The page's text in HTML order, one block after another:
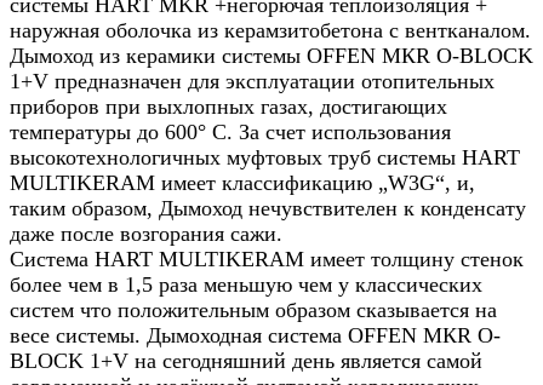
наружная оболочка из керамзитобетона с вентканалом.
Дымоход из керамики системы OFFEN МКR O-BLOCK
1+V предназначен для эксплуатации отопительных
приборов при выхлопных газах, достигающих
температуры до 600° C. За счет использования
высокотехнологичных муфтовых труб системы HART
MULTIKERAM имеет классификацию „W3G“, и,
таким образом, Дымоход нечувствителен к конденсату
даже после возгорания сажи.
Система HART MULTIKERAM имеет толщину стенок
более чем в 1,5 раза меньшую чем у классических
систем что положительным образом сказывается на
весе системы. Дымоходная система OFFEN МКR O-
BLOCK 1+V на сегодняшний день является самой